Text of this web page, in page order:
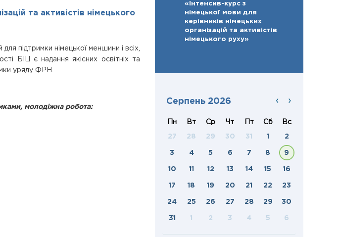
«Інтенсив-курс з
німецької мови для
керівників німецьких
організацій та активістів
німецького руху»
›
‹
Серпень 2026
Пн Вт Ср Чт Пт Сб Вс
27 28 29 30 31 1 2
3 4 5 6 7 8 9
10 11 12 13 14 15 16
17 18 19 20 21 22 23
24 25 26 27 28 29 30
31 1 2 3 4 5 6
та активістів німецького
підтримки німецької меншини і всіх,
БІЦ є надання якісних освітніх та
уряду ФРН.
молодіжна робота: